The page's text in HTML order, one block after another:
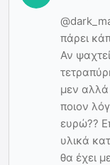
πάρει
Αν
μεν αλλά
ποιον
ευρώ??
υλικά
θα έχει